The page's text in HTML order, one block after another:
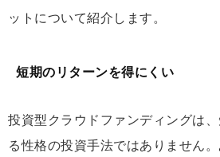
ットについて紹介します。
短期のリターンを得にくい
投資型クラウドファンディングは
る性格の投資手法ではありません